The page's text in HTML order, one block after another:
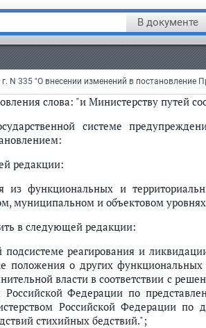
В документе
г. N 794
декабря 2003 г. N
Правительства РФ
от:
слова: "и Министерству путей
системе
редакции:
из функциональных и
муниципальном и объектовом
в следующей редакции:
реагирования и
положения о других
власти в соответствии с
Российской Федерации по
Российской Федерации по
стихийных бедствий.";